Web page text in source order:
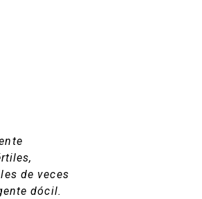
de veces
dócil.